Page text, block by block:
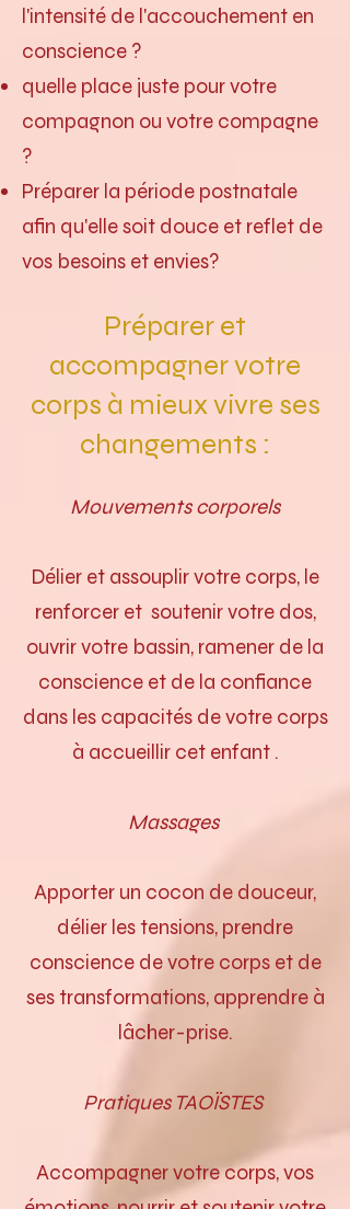
l'intensité de l'accouchement en
conscience ?
quelle place juste pour votre
compagnon ou votre compagne
?
Préparer la période postnatale
afin qu'elle soit douce et reflet de
vos besoins et envies?
Préparer et
accompagner votre
corps à mieux vivre ses
changements :
Mouvements corporels
Délier et assouplir votre corps, le
renforcer et soutenir votre dos,
ouvrir votre bassin, ramener de la
conscience et de la confiance
dans les capacités de votre corps
à accueillir cet enfant .
Massages
Apporter un cocon de douceur,
délier les tensions, prendre
conscience de votre corps et de
ses transformations, apprendre à
lâcher-prise.
​Pratiques TAOÏSTES
Accompagner votre corps, vos